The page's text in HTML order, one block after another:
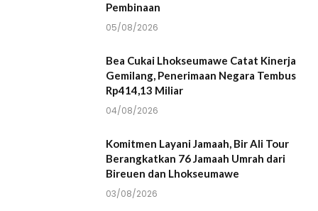
Pembinaan
05/08/2026
Bea Cukai Lhokseumawe Catat Kinerja
Gemilang, Penerimaan Negara Tembus
Rp414,13 Miliar
04/08/2026
Komitmen Layani Jamaah, Bir Ali Tour
Berangkatkan 76 Jamaah Umrah dari
Bireuen dan Lhokseumawe
03/08/2026